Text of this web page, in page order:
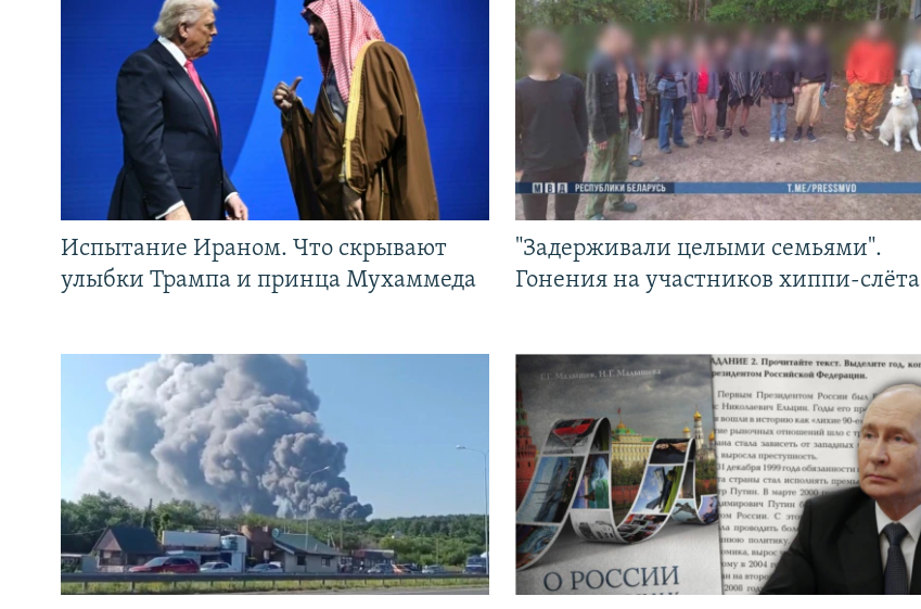
Испытание Ираном. Что скрывают
улыбки Трампа и принца Мухаммеда
"Задерживали целыми семьями".
Гонения на участников хиппи-слёта